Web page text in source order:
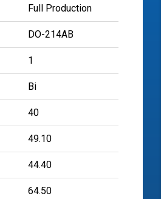
Full Production
DO-214AB
1
Bi
40
49.10
44.40
64.50